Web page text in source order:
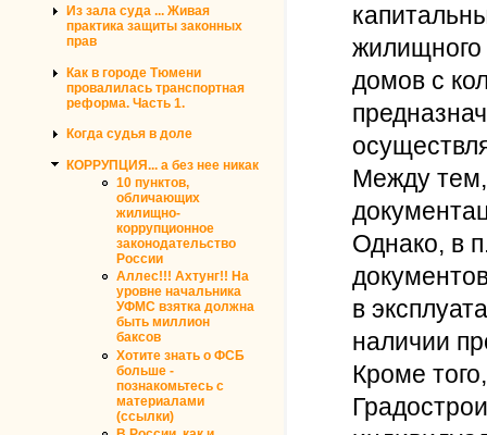
Из зала суда ... Живая
практика защиты законных
прав
Как в городе Тюмени
провалилась транспортная
реформа. Часть 1.
Когда судья в доле
КОРРУПЦИЯ... а без нее никак
10 пунктов,
обличающих
жилищно-
коррупционное
законодательство
России
Аллес!!! Ахтунг!! На
уровне начальника
УФМС взятка должна
быть миллион
баксов
Хотите знать о ФСБ
больше -
познакомьтесь с
материалами
(ссылки)
жилищного
домов с
Между тем,
Однако, в
в
наличии
Кроме